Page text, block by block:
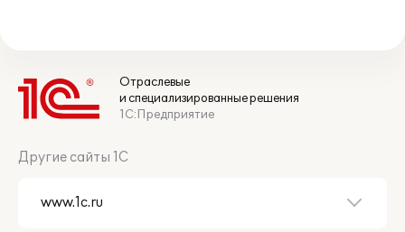
Отраслевые
и специализированные решения
1С:Предприятие
Другие сайты 1С